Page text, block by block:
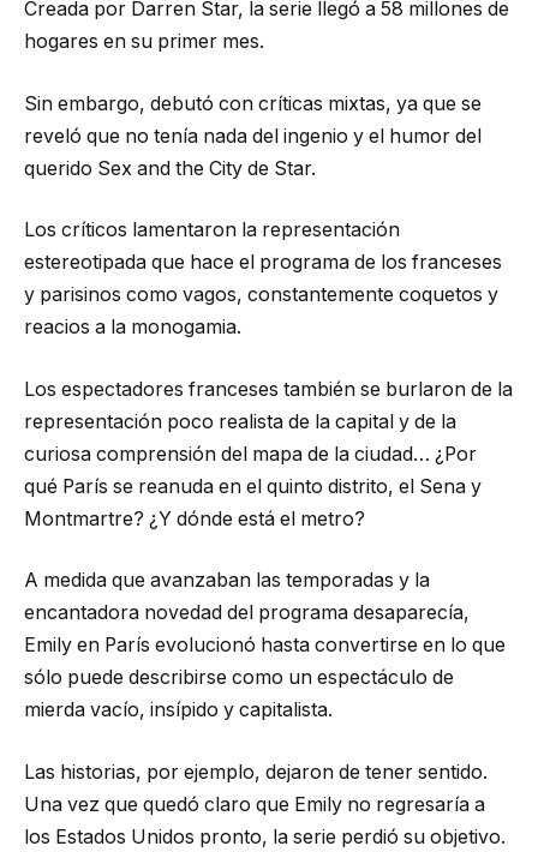
Creada por Darren Star, la serie llegó a 58 millones de
hogares en su primer mes.
Sin embargo, debutó con críticas mixtas, ya que se
reveló que no tenía nada del ingenio y el humor del
querido Sex and the City de Star.
Los críticos lamentaron la representación
estereotipada que hace el programa de los franceses
y parisinos como vagos, constantemente coquetos y
reacios a la monogamia.
Los espectadores franceses también se burlaron de la
representación poco realista de la capital y de la
curiosa comprensión del mapa de la ciudad… ¿Por
qué París se reanuda en el quinto distrito, el Sena y
Montmartre? ¿Y dónde está el metro?
A medida que avanzaban las temporadas y la
encantadora novedad del programa desaparecía,
Emily en París evolucionó hasta convertirse en lo que
sólo puede describirse como un espectáculo de
mierda vacío, insípido y capitalista.
Las historias, por ejemplo, dejaron de tener sentido.
Una vez que quedó claro que Emily no regresaría a
los Estados Unidos pronto, la serie perdió su objetivo.